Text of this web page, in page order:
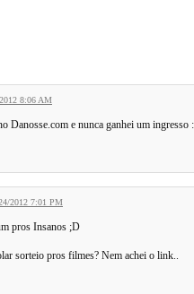
8:06 AM
Danosse.com e nunca ganhei um ingresso
2012 7:01 PM
pros Insanos ;D
sorteio pros filmes? Nem achei o link..